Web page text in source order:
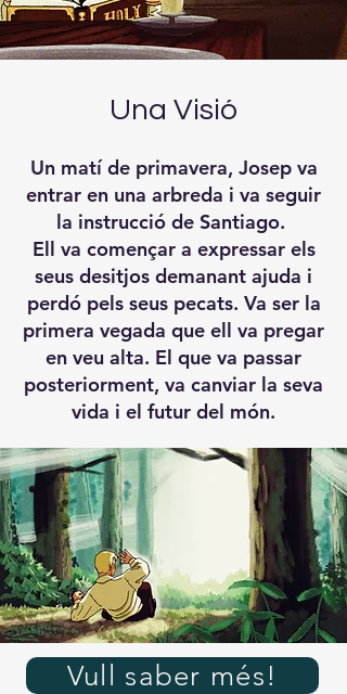
Una Visió
Un matí de primavera, Josep va
entrar en una arbreda i va seguir
la instrucció de Santiago.
Ell va començar a expressar els
seus desitjos demanant ajuda i
perdó pels seus pecats. Va ser la
primera vegada que ell va pregar
en veu alta. El que va passar
posteriorment, va canviar la seva
vida i el futur del món.
Vull saber més!